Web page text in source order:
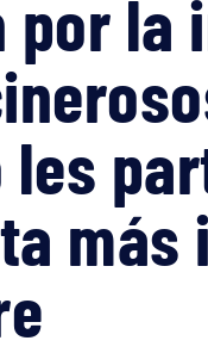
por la
les